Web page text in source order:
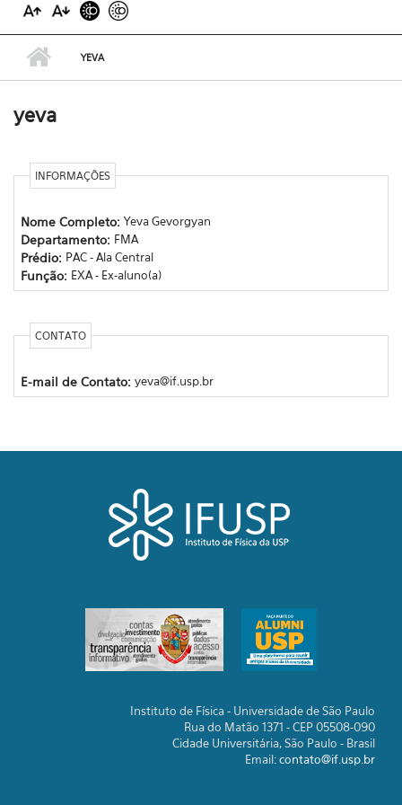
YEVA
yeva
INFORMAÇÕES
Nome Completo:Yeva Gevorgyan
Departamento: FMA
Prédio: PAC - Ala Central
Função: EXA - Ex-aluno(a)
CONTATO
E-mail de Contato: yeva@if.usp.br
Instituto de Física - Universidade de São Paulo
Rua do Matão 1371 - CEP 05508-090
Cidade Universitária, São Paulo - Brasil
Email:contato@if.usp.br